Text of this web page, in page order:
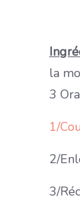
la
3
1/
2/
3/